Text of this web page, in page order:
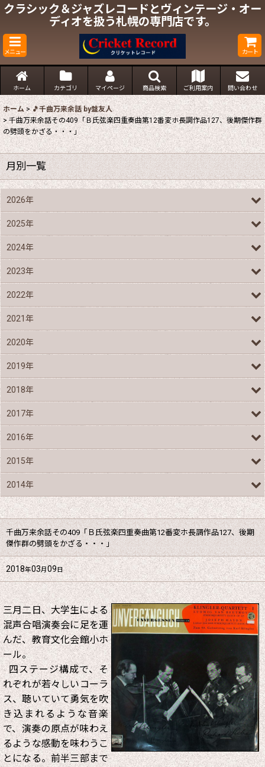
クラシック＆ジャズレコードとヴィンテージ・オー
ディオを扱う札幌の専門店です。
メニュー カート
ホーム カテゴリ マイページ 商品検索 ご利用案内 問い合わせ
ホーム > 🎵千曲万来余話 by盤友人
> 千曲万来余話その409「Ｂ氏弦楽四重奏曲第12番変ホ長調作品127、後期傑作群
の劈頭をかざる・・・」
千曲万来余話その409「Ｂ氏弦楽四重奏曲第12番変ホ長調作品127、後期
傑作群の劈頭をかざる・・・」
2018年03月09日
三月二日、大学生による
混声合唱演奏会に足を運
んだ、教育文化会館小ホ
ール。
四ステージ構成で、そ
れぞれが若々しいコーラ
ス、聴いていて勇気を吹
き込まれるような音楽
で、演奏の原点が味わえ
るような感動を味わうこ
とになる。前半三部まで
月別一覧
2026年
2025年
2024年
2023年
2022年
2021年
2020年
2019年
2018年
2017年
2016年
2015年
2014年